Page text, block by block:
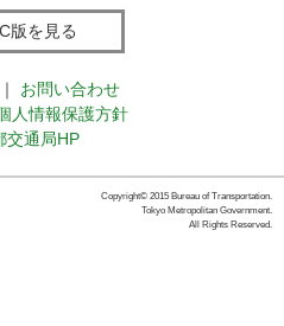
版を見る
｜
お問い合わせ
人情報保護方針
交通局HP
Copyright© 2015 Bureau of Transportation.
Tokyo Metropolitan Government.
All Rights Reserved.